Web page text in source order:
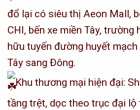
đổ lại có siêu thị Aeon Mall,
CHI, bến xe miền Tây,
hữu tuyến đường huyết
Tây sang Đông.
Khu thương mại hiện đại:
tầng trệt, dọc theo trục đại